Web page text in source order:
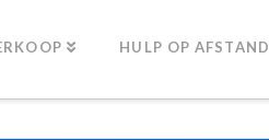
HULP OP AFSTAND